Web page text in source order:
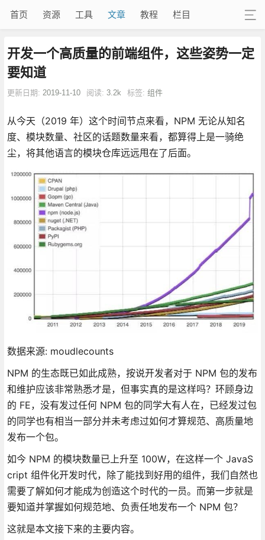
首页 资源 工具 文章 教程 栏目
开发一个高质量的前端组件，这些姿势一定
要知道
更新日期: 2019-11-10 阅读: 3.2k 标签: 组件
从今天（2019 年）这个时间节点来看，NPM 无论从知名
度、模块数量、社区的话题数量来看，都算得上是一骑绝
尘，将其他语言的模块仓库远远甩在了后面。
数据来源: moudlecounts
NPM 的生态既已如此成熟，按说开发者对于 NPM 包的发布
和维护应该非常熟悉才是，但事实真的是这样吗？环顾身边
的 FE，没有发过任何 NPM 包的同学大有人在，已经发过包
的同学也有相当一部分并未考虑过如何才算规范、高质量地
发布一个包。
如今 NPM 的模块数量已上升至 100W，在这样一个 JavaS
cript 组件化开发时代，除了能找到好用的组件，我们自然也
需要了解如何才能成为创造这个时代的一员。而第一步就是
要知道并掌握如何规范地、负责任地发布一个 NPM 包？
这就是本文接下来的主要内容。